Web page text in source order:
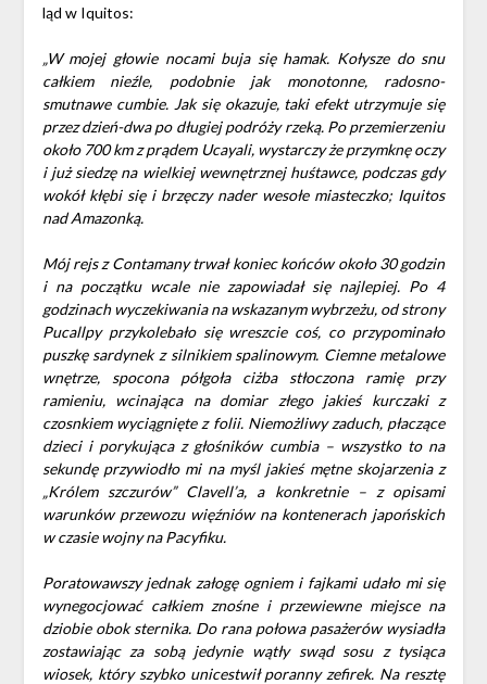
ląd w Iquitos:
„W mojej głowie nocami buja się hamak. Kołysze do snu
całkiem nieźle, podobnie jak monotonne, radosno-
smutnawe cumbie. Jak się okazuje, taki efekt utrzymuje się
przez dzień-dwa po długiej podróży rzeką. Po przemierzeniu
około 700 km z prądem Ucayali, wystarczy że przymknę oczy
i już siedzę na wielkiej wewnętrznej huśtawce, podczas gdy
wokół kłębi się i brzęczy nader wesołe miasteczko; Iquitos
nad Amazonką.
Mój rejs z Contamany trwał koniec końców około 30 godzin
i na początku wcale nie zapowiadał się najlepiej. Po 4
godzinach wyczekiwania na wskazanym wybrzeżu, od strony
Pucallpy przykolebało się wreszcie coś, co przypominało
puszkę sardynek z silnikiem spalinowym. Ciemne metalowe
wnętrze, spocona półgoła ciżba stłoczona ramię przy
ramieniu, wcinająca na domiar złego jakieś kurczaki z
czosnkiem wyciągnięte z folii. Niemożliwy zaduch, płaczące
dzieci i porykująca z głośników cumbia – wszystko to na
sekundę przywiodło mi na myśl jakieś mętne skojarzenia z
„Królem szczurów” Clavell’a, a konkretnie – z opisami
warunków przewozu więźniów na kontenerach japońskich
w czasie wojny na Pacyfiku.
Poratowawszy jednak załogę ogniem i fajkami udało mi się
wynegocjować całkiem znośne i przewiewne miejsce na
dziobie obok sternika. Do rana połowa pasażerów wysiadła
zostawiając za sobą jedynie wątły swąd sosu z tysiąca
wiosek, który szybko unicestwił poranny zefirek. Na resztę